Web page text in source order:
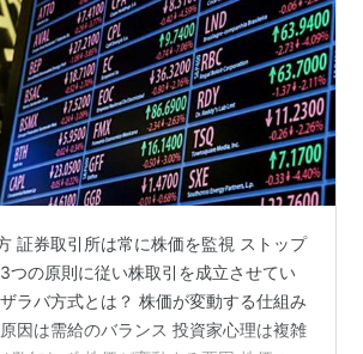
証券取引所は常に株価を監視 ストップ
つの原則に従い株取引を成立させてい
ラバ方式とは？ 株価が変動する仕組み
因は需給のバランス 投資家心理は複雑